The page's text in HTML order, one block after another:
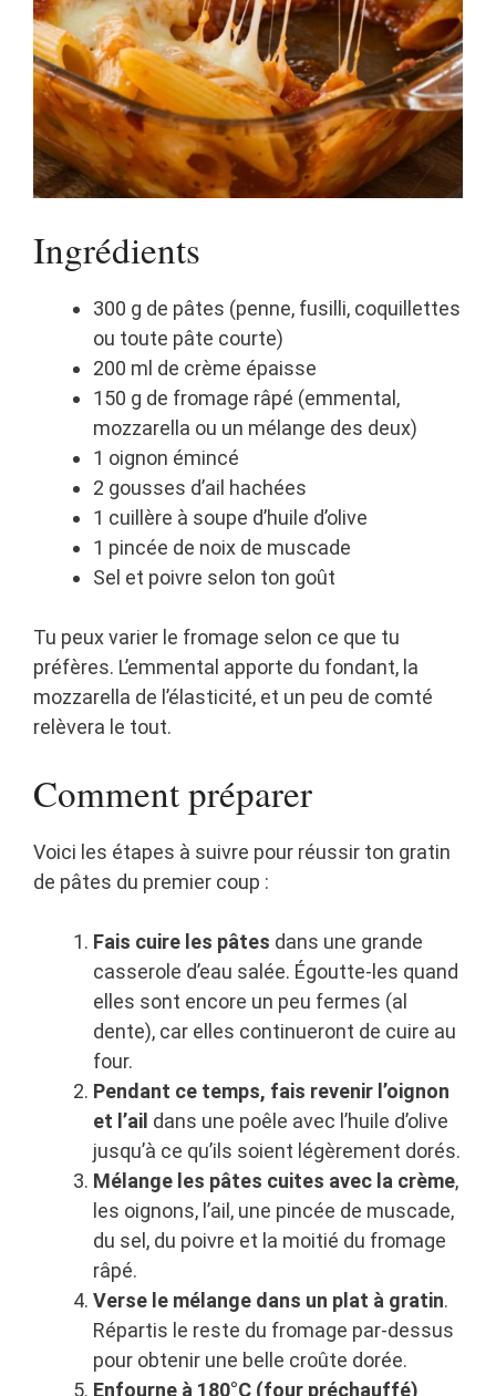
Ingrédients
300 g de pâtes (penne, fusilli, coquillettes
ou toute pâte courte)
200 ml de crème épaisse
150 g de fromage râpé (emmental,
mozzarella ou un mélange des deux)
1 oignon émincé
2 gousses d’ail hachées
1 cuillère à soupe d’huile d’olive
1 pincée de noix de muscade
Sel et poivre selon ton goût
Tu peux varier le fromage selon ce que tu
préfères. L’emmental apporte du fondant, la
mozzarella de l’élasticité, et un peu de comté
relèvera le tout.
Comment préparer
Voici les étapes à suivre pour réussir ton gratin
de pâtes du premier coup :
Fais cuire les pâtes dans une grande
casserole d’eau salée. Égoutte-les quand
elles sont encore un peu fermes (al
dente), car elles continueront de cuire au
four.
Pendant ce temps, fais revenir l’oignon
et l’ail dans une poêle avec l’huile d’olive
jusqu’à ce qu’ils soient légèrement dorés.
Mélange les pâtes cuites avec la crème,
les oignons, l’ail, une pincée de muscade,
du sel, du poivre et la moitié du fromage
râpé.
Verse le mélange dans un plat à gratin.
Répartis le reste du fromage par-dessus
pour obtenir une belle croûte dorée.
Enfourne à 180°C (four préchauffé)